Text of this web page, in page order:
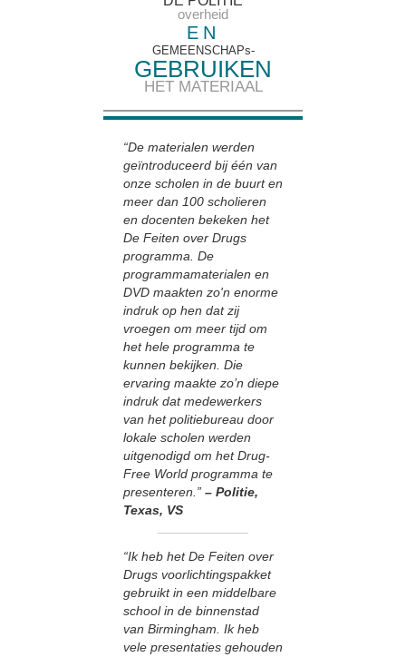
overheid
EN
GEMEENSCHAPs-
GEBRUIKEN
HET MATERIAAL
“De materialen werden
geïntroduceerd bij één van
onze scholen in de buurt en
meer dan 100 scholieren
en docenten bekeken het
De Feiten over Drugs
programma. De
programmamaterialen en
DVD maakten zo'n enorme
indruk op hen dat zij
vroegen om meer tijd om
het hele programma te
kunnen bekijken. Die
ervaring maakte zo’n diepe
indruk dat medewerkers
van het politiebureau door
lokale scholen werden
uitgenodigd om het Drug-
Free World programma te
presenteren.” – Politie,
Texas, VS
“Ik heb het De Feiten over
Drugs voorlichtingspakket
gebruikt in een middelbare
school in de binnenstad
van Birmingham. Ik heb
vele presentaties gehouden